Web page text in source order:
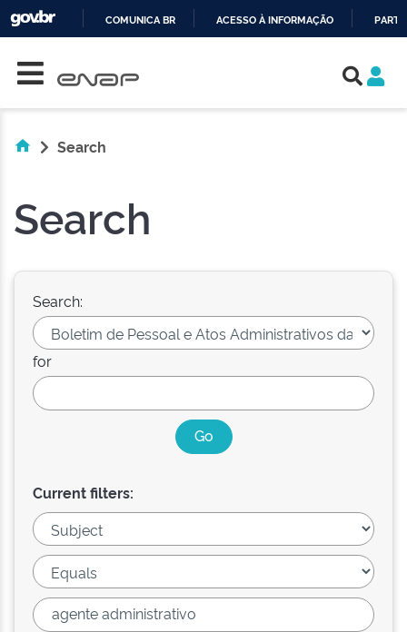
COMUNICA BR ACESSO À INFORMAÇÃO
Search
Search
Search:
for
Current filters: